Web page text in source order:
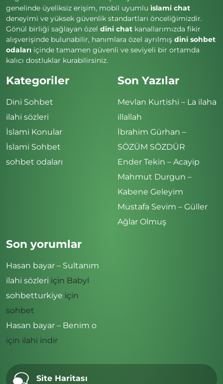
genelinde üyeliksiz erişim, mobil uyumlu islami chat
deneyimi ve yüksek güvenlik standartları önceliğimizdir.
Gönül birliği sağlayan özel dini chat kanallarımızda fikir
alışverişinde bulunabilir, hanımlara özel ayrılmış dini sohbet
odaları içinde tamamen güvenli ve seviyeli bir ortamda
kalıcı dostluklar kurabilirsiniz.
Kategoriler
Dini Sohbet
ilahi sözleri
İslami Konular
İslami Sohbet
sohbet odaları
Son Yazılar
Mevlan Kurtishi – La ilaha
illallah
İbrahim Gürhan –
SÖZÜM SÖZDÜR
Ender Tekin – Acayip
Mahmut Durgun –
Kabene Geleyim
Mustafa Sevim – Güller
Ağlar Olmuş
Son yorumlar
Hasan bayar – Sultanım
ilahi sözleri için Babyl
sohbetturkiye için
sohbet
Hasan bayar – Benim o
için ilahi indir
Site Haritası